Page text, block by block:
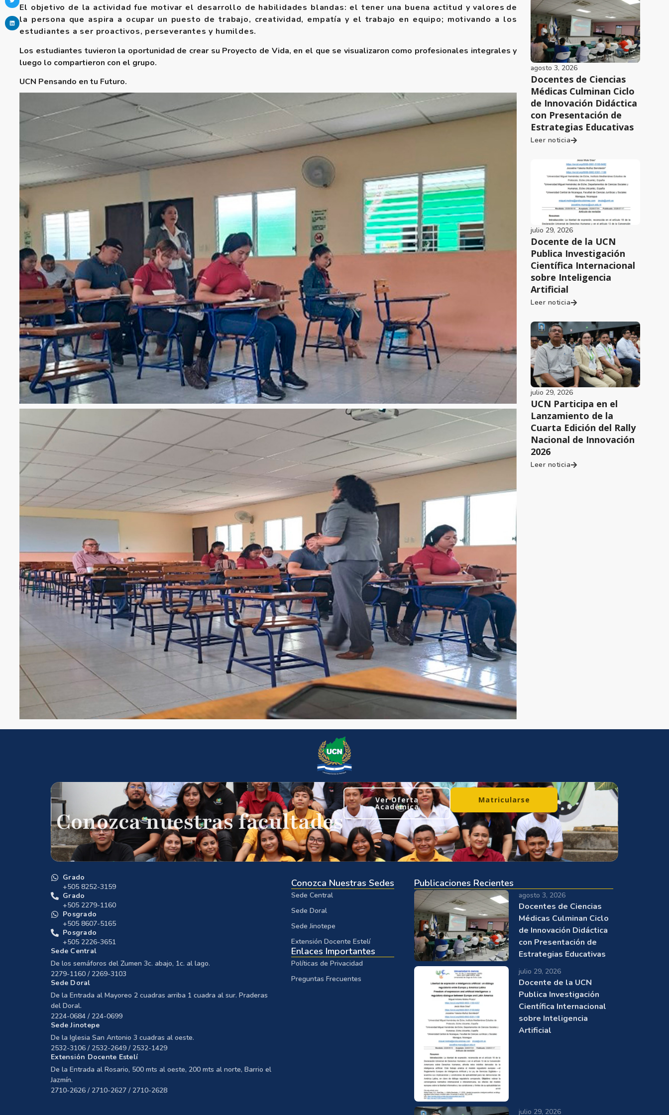
El objetivo de la actividad fue motivar el desarrollo de habilidades blandas: el tener una buena actitud y valores de
la persona que aspira a ocupar un puesto de trabajo, creatividad, empatía y el trabajo en equipo; motivando a los
estudiantes a ser proactivos, perseverantes y humildes.
Los estudiantes tuvieron la oportunidad de crear su Proyecto de Vida, en el que se visualizaron como profesionales integrales y
luego lo compartieron con el grupo.
UCN Pensando en tu Futuro.
agosto 3, 2026
Docentes de Ciencias
Médicas Culminan Ciclo
de Innovación Didáctica
con Presentación de
Estrategias Educativas
Leer noticia
julio 29, 2026
Docente de la UCN
Publica Investigación
Científica Internacional
sobre Inteligencia
Artificial
Leer noticia
julio 29, 2026
UCN Participa en el
Lanzamiento de la
Cuarta Edición del Rally
Nacional de Innovación
2026
Leer noticia
Conozca nuestras facultades
Ver Oferta
Académica
Matricularse
Grado
+505 8252-3159
Grado
+505 2279-1160
Posgrado
+505 8607-5165
Posgrado
+505 2226-3651
Sede Central
De los semáforos del Zumen 3c. abajo, 1c. al lago.
2279-1160 / 2269-3103
Sede Doral
De la Entrada al Mayoreo 2 cuadras arriba 1 cuadra al sur. Praderas
del Doral.
2224-0684 / 224-0699
Sede Jinotepe
De la Iglesia San Antonio 3 cuadras al oeste.
2532-3106 / 2532-2649 / 2532-1429
Extensión Docente Estelí
De la Entrada al Rosario, 500 mts al oeste, 200 mts al norte, Barrio el
Jazmín.
2710-2626 / 2710-2627 / 2710-2628
Conozca Nuestras Sedes
Sede Central
Sede Doral
Sede Jinotepe
Extensión Docente Estelí
Enlaces Importantes
Políticas de Privacidad
Preguntas Frecuentes
Publicaciones Recientes
agosto 3, 2026
Docentes de Ciencias
Médicas Culminan Ciclo
de Innovación Didáctica
con Presentación de
Estrategias Educativas
julio 29, 2026
Docente de la UCN
Publica Investigación
Científica Internacional
sobre Inteligencia
Artificial
julio 29, 2026